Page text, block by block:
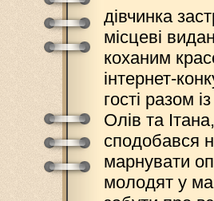
дівчинка
місцеві
коханим
інтернет-
гості разом
Олів та
сподобався
марнувати
молодят у